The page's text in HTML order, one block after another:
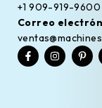
+1 909-919-9600
Correo